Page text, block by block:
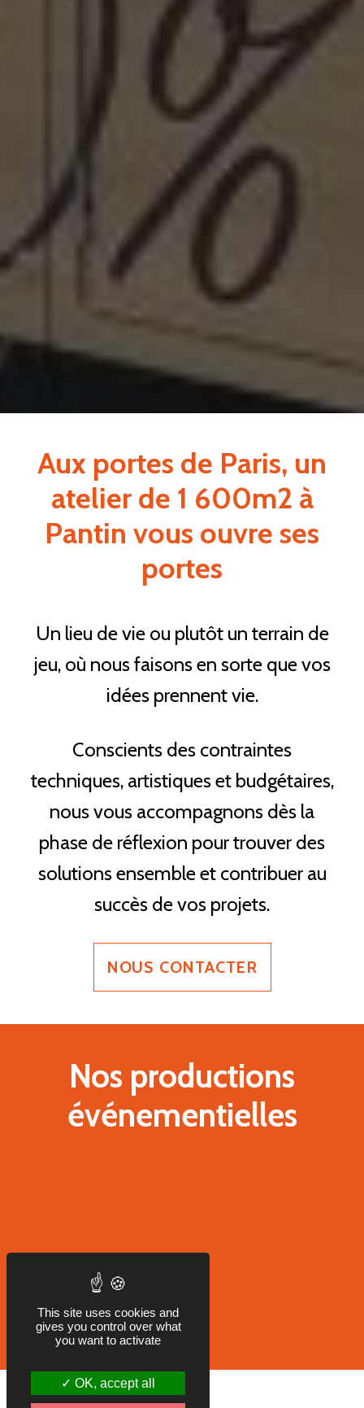
Aux portes de Paris, un
atelier de 1 600m2 à
Pantin vous ouvre ses
portes
Un lieu de vie ou plutôt un terrain de
jeu, où nous faisons en sorte que vos
idées prennent vie.
Conscients des contraintes
techniques, artistiques et budgétaires,
nous vous accompagnons dès la
phase de réflexion pour trouver des
solutions ensemble et contribuer au
succès de vos projets.
NOUS CONTACTER
Nos productions
événementielles
VÉHICULES
This site uses cookies and
gives you control over what
you want to activate
OK, accept all